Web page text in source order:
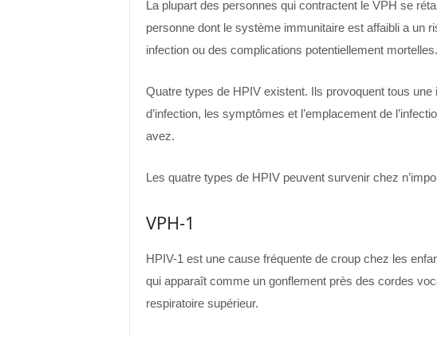
La plupart des personnes qui contractent le VPH se
personne dont le système immunitaire est affaibli a un
infection ou des complications potentiellement mortelles.
Quatre types de HPIV existent. Ils provoquent tous
d’infection, les symptômes et l’emplacement de
avez.
Les quatre types de HPIV peuvent survenir chez
VPH-1
HPIV-1 est une cause fréquente de croup chez les
qui apparaît comme un gonflement près des cordes
respiratoire supérieur.